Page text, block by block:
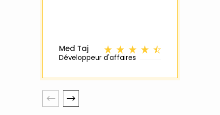
Med Taj
Développeur d'affaires